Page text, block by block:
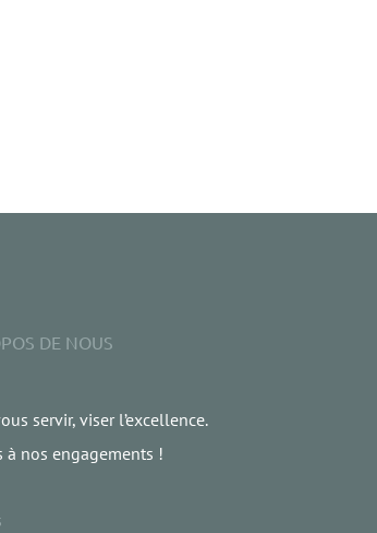
DE NOUS
servir, viser l’excellence.
à nos engagements !